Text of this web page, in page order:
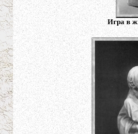
Игра в